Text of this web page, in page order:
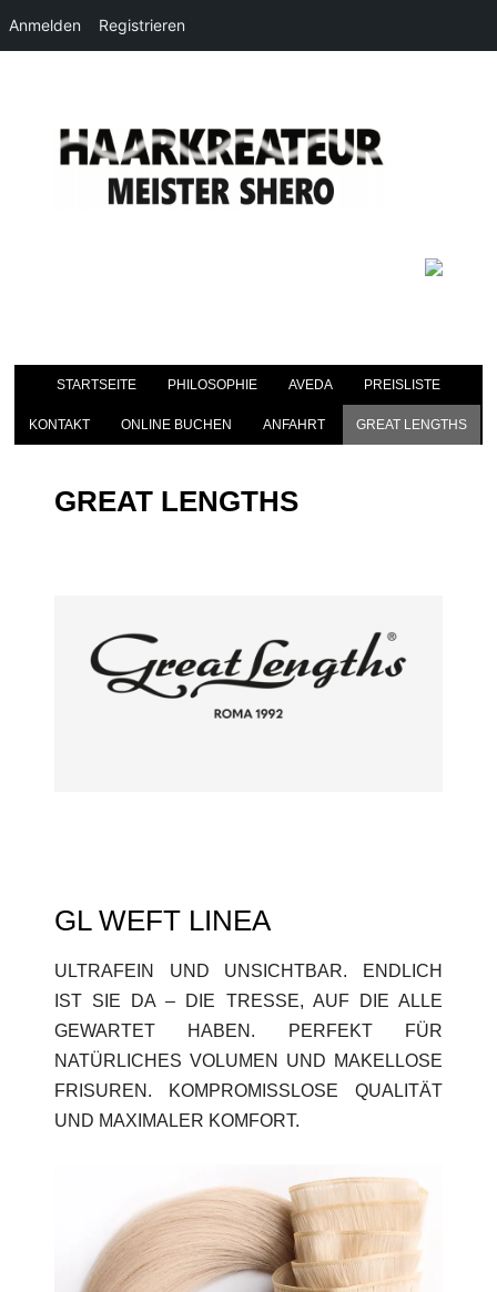
Anmelden Registrieren
STARTSEITE PHILOSOPHIE AVEDA PREISLISTE
KONTAKT ONLINE BUCHEN ANFAHRT GREAT LENGTHS
GREAT LENGTHS
GL WEFT LINEA
ULTRAFEIN UND UNSICHTBAR. ENDLICH
IST SIE DA – DIE TRESSE, AUF DIE ALLE
GEWARTET HABEN. PERFEKT FÜR
NATÜRLICHES VOLUMEN UND MAKELLOSE
FRISUREN. KOMPROMISSLOSE QUALITÄT
UND MAXIMALER KOMFORT.